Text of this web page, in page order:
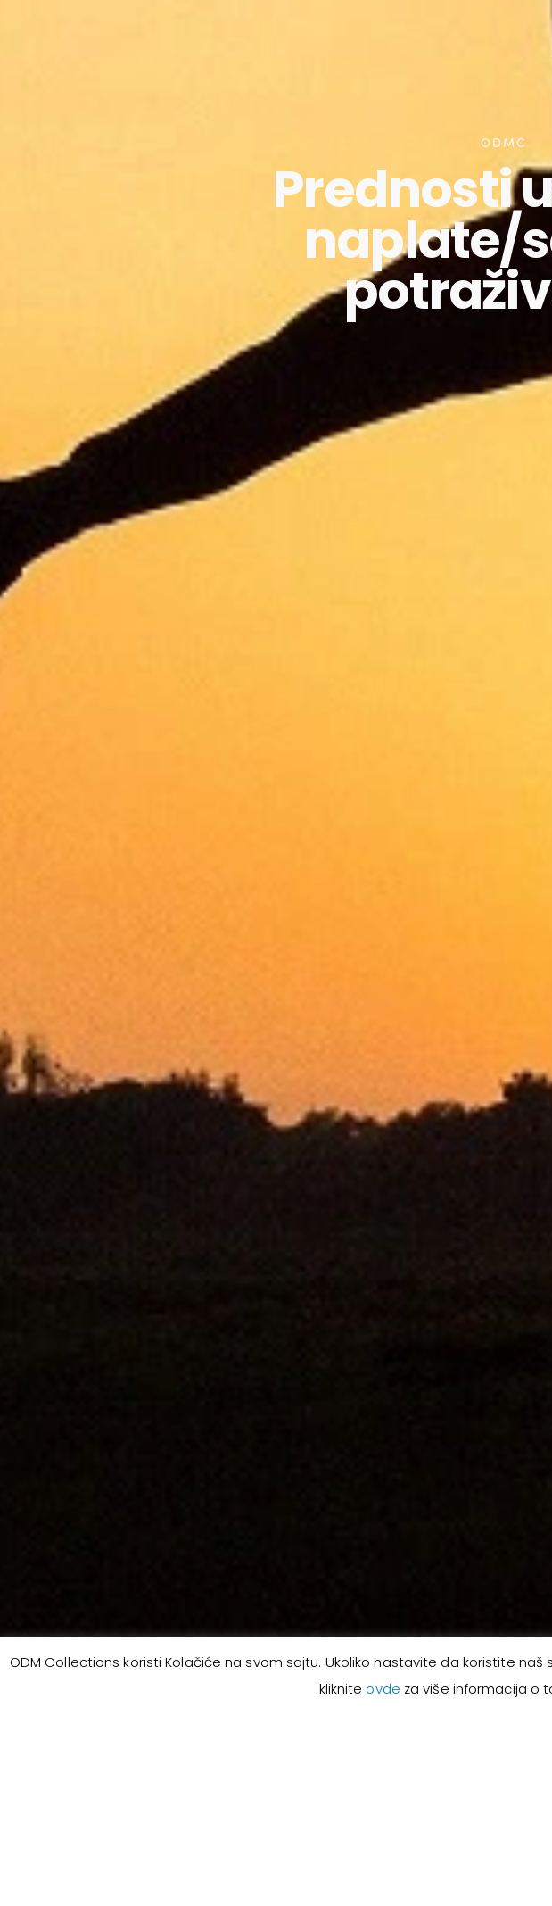
ODMC
Prednosti
naplate/
ODM Collections koristi Kolačiće na svom sajtu. Ukoliko nastavite da koristite
kliknite ovde za više informacija o